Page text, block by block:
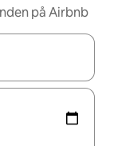
på Airbnb
med upp- och